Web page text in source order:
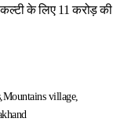
के लिए 11 करोड़ की
Mountains village